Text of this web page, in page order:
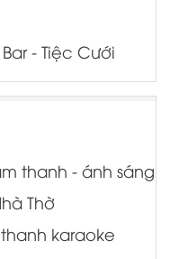
- Tiệc Cưới
thanh - ánh sáng
Thờ
karaoke